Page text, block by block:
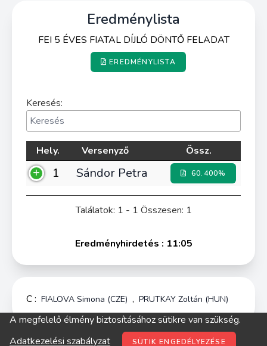
Eredménylista
FEI 5 ÉVES FIATAL DÍJLÓ DÖNTŐ FELADAT
EREDMÉNYLISTA
Keresés:
Hely. Versenyző Össz.
1 Sándor Petra 60.400%
Találatok: 1 - 1 Összesen: 1
Eredményhirdetés : 11:05
C : FIALOVA Simona (CZE) , PRUTKAY Zoltán (HUN)
© digitop.hu 2022 |Adatkezelési szabályzat
A megfelelő élmény biztosításához sütikre van szükség.
Adatkezelési szabályzat
SÜTIK ENGEDÉLYEZÉSE